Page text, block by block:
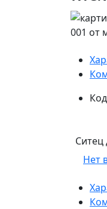
Код
Ситец
Нет